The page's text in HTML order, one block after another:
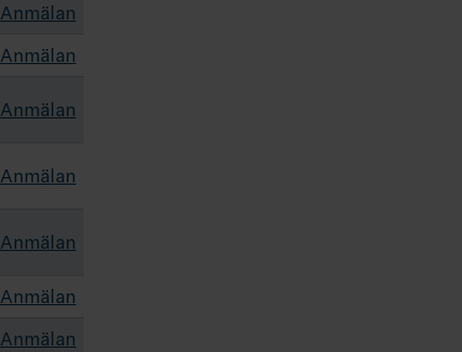
Anmälan
Anmälan
Anmälan
Anmälan
Anmälan
Anmälan
Anmälan